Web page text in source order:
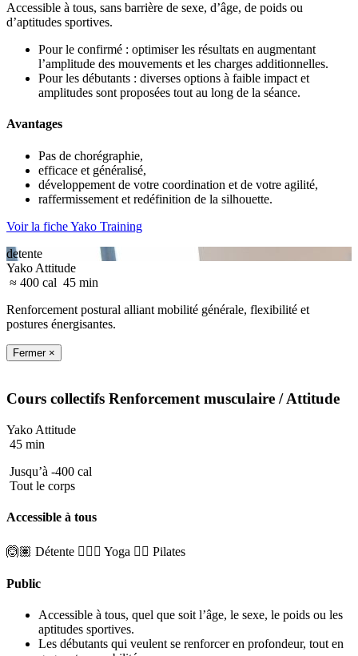
Accessible à tous, sans barrière de sexe, d’âge, de poids ou
d’aptitudes sportives.
Pour le confirmé : optimiser les résultats en augmentant
l’amplitude des mouvements et les charges additionnelles.
Pour les débutants : diverses options à faible impact et
amplitudes sont proposées tout au long de la séance.
Avantages
Pas de chorégraphie,
efficace et généralisé,
développement de votre coordination et de votre agilité,
raffermissement et redéfinition de la silhouette.
Voir la fiche Yako Training
detente
Yako Attitude
≈ 400 cal 45 min
Renforcement postural alliant mobilité générale, flexibilité et
postures énergisantes.
Fermer ×
Cours collectifs Renforcement musculaire / Attitude
Yako Attitude
45 min
Jusqu’à -400 cal
Tout le corps
Accessible à tous
🙆🏽 Détente 🧘🏼‍♂️ Yoga 🤸‍♀️ Pilates
Public
Accessible à tous, quel que soit l’âge, le sexe, le poids ou les
aptitudes sportives.
Les débutants qui veulent se renforcer en profondeur, tout en